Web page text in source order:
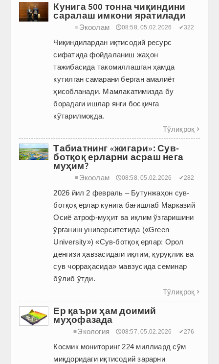
Кунига 500 тонна чиқиндини
саралаш имкони яратилади
≡ Экоолам 🕔08:58, 05.02.2026 ✔322
Чиқиндилардан иқтисодий ресурс
сифатида фойдаланиш жаҳон
тажибасида такомиллашган ҳамда
кутилган самарани берган амалиёт
ҳисобланади. Мамлакатимизда бу
борадаги ишлар янги босқичга
кўтарилмоқда.
Тўлиқроқ 
Табиатнинг «жигари»: Сув-
ботқоқ ерларни асраш нега
муҳим?
≡ Экоолам 🕔08:58, 05.02.2026 ✔282
2026 йил 2 февраль – Бутунжаҳон сув-
ботқоқ ерлар кунига бағишлаб Марказий
Осиё атроф-муҳит ва иқлим ўзгаришини
ўрганиш университетида («Green
University») «Сув-ботқоқ ерлар: Орол
денгизи ҳавзасидаги иқлим, қуруқлик ва
сув чорраҳасида» мавзусида семинар
бўлиб ўтди.
Тўлиқроқ 
Ер қаъри ҳам доимий
муҳофазада
≡Экология 🕔08:57, 05.02.2026 ✔276
Космик мониторинг 224 миллиард сўм
миқдоридаги иқтисодий зарарни